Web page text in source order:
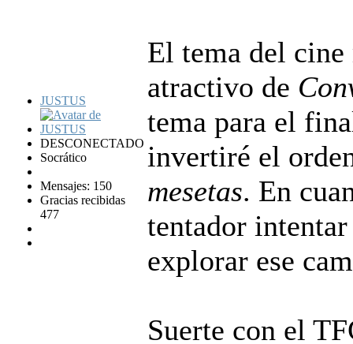
JUSTUS
DESCONECTADO
Socrático
Mensajes: 150
Gracias recibidas
477
El tema del cine
atractivo de
tema para el
invertiré el
mesetas. En
tentador
explorar ese
Suerte con el